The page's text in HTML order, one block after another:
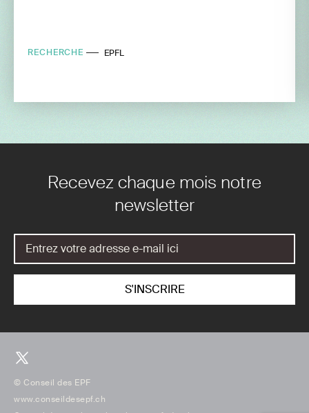
RECHERCHE EPFL
Recevez chaque mois notre
newsletter
© Conseil des EPF
www.conseildesepf.ch